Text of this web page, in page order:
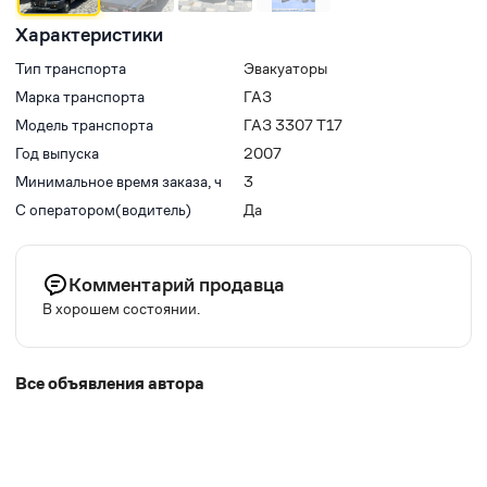
Характеристики
Тип транспорта
Эвакуаторы
Марка транспорта
ГАЗ
Модель транспорта
ГАЗ 3307 Т17
Год выпуска
2007
Минимальное время заказа, ч
3
С оператором(водитель)
Да
Комментарий продавца
В хорошем состоянии.
Все объявления автора